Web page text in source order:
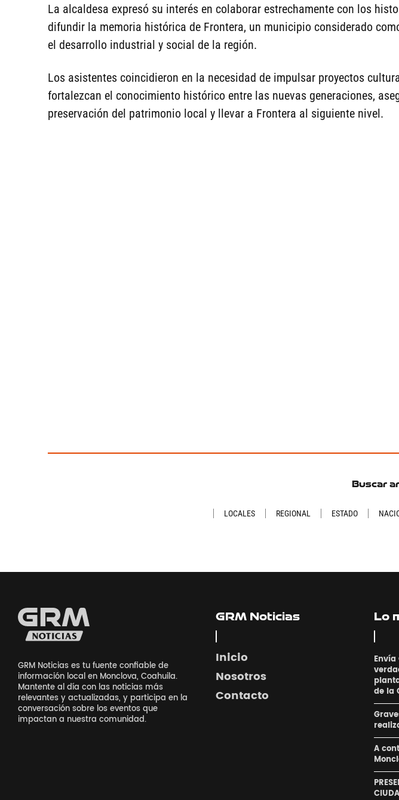
La alcaldesa expresó su interés en colaborar estrechamente con los
difundir la memoria histórica de Frontera, un municipio considerado
el desarrollo industrial y social de la región.
Los asistentes coincidieron en la necesidad de impulsar proyectos
fortalezcan el conocimiento histórico entre las nuevas generaciones,
preservación del patrimonio local y llevar a Frontera al siguiente nivel.
Buscar
LOCALES REGIONAL ESTADO
GRM Noticias es tu fuente confiable de
información local en Monclova, Coahuila.
Mantente al día con las noticias más
relevantes y actualizadas, y participa en la
conversación sobre los eventos que
impactan a nuestra comunidad.
GRM Noticias
Inicio
Nosotros
Contacto
Lo
de la
A